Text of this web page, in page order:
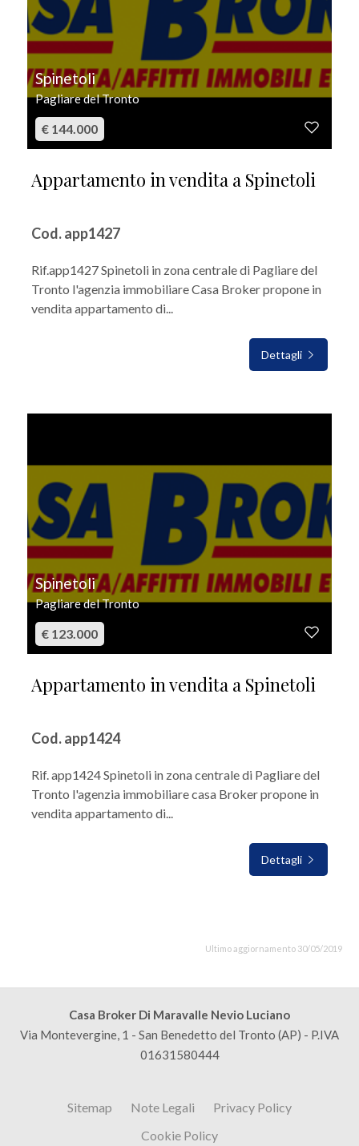
Spinetoli
Pagliare del Tronto
€ 144.000
Appartamento in vendita a Spinetoli
Cod. app1427
Rif.app1427 Spinetoli in zona centrale di Pagliare del
Tronto l'agenzia immobiliare Casa Broker propone in
vendita appartamento di...
Dettagli
Spinetoli
Pagliare del Tronto
€ 123.000
Appartamento in vendita a Spinetoli
Cod. app1424
Rif. app1424 Spinetoli in zona centrale di Pagliare del
Tronto l'agenzia immobiliare casa Broker propone in
vendita appartamento di...
Dettagli
Ultimo aggiornamento 30/05/2019
Casa Broker Di Maravalle Nevio Luciano
Via Montevergine, 1 - San Benedetto del Tronto (AP) - P.IVA
01631580444
Sitemap Note Legali
Privacy Policy
Cookie Policy